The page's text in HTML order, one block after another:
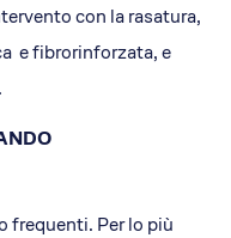
con la rasatura,
e fibrorinforzata, e
frequenti. Per lo più